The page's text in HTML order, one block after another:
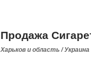
Продажа
Харьков и область / Украина